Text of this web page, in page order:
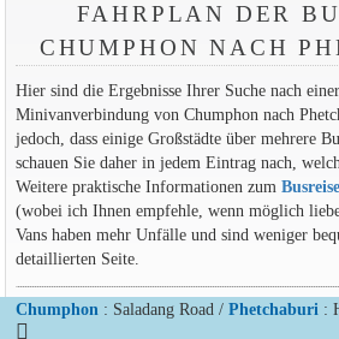
FAHRPLAN DER
CHUMPHON NACH
Hier sind die Ergebnisse Ihrer Suche nach
Minivanverbindung von Chumphon nach
jedoch, dass einige Großstädte über mehrere
schauen Sie daher in jedem Eintrag nach,
Weitere praktische Informationen zum
(wobei ich Ihnen empfehle, wenn möglich
Vans haben mehr Unfälle und sind weniger
detaillierten Seite.
Chumphon : Saladang Road / Phetchaburi :